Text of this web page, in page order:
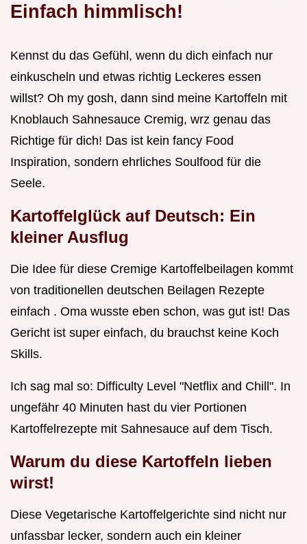
Einfach himmlisch!
Kennst du das Gefühl, wenn du dich einfach nur
einkuscheln und etwas richtig Leckeres essen
willst? Oh my gosh, dann sind meine Kartoffeln mit
Knoblauch Sahnesauce Cremig, wrz genau das
Richtige für dich! Das ist kein fancy Food
Inspiration, sondern ehrliches Soulfood für die
Seele.
Kartoffelglück auf Deutsch: Ein
kleiner Ausflug
Die Idee für diese Cremige Kartoffelbeilagen kommt
von traditionellen deutschen Beilagen Rezepte
einfach . Oma wusste eben schon, was gut ist! Das
Gericht ist super einfach, du brauchst keine Koch
Skills.
Ich sag mal so: Difficulty Level "Netflix and Chill". In
ungefähr 40 Minuten hast du vier Portionen
Kartoffelrezepte mit Sahnesauce auf dem Tisch.
Warum du diese Kartoffeln lieben
wirst!
Diese Vegetarische Kartoffelgerichte sind nicht nur
unfassbar lecker, sondern auch ein kleiner